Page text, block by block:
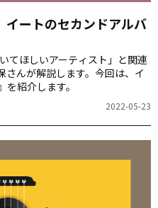
ートのセカンドアルバ
ほしいアーティスト」と関連
んが解説します。今回は、イ
紹介します。
2022-05-23